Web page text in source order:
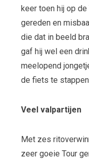
keer toen hij op
gereden en
die dat in beeld
gaf hij wel een
meelopend
de fiets te
Veel valpartijen
Met zes
zeer goeie Tour